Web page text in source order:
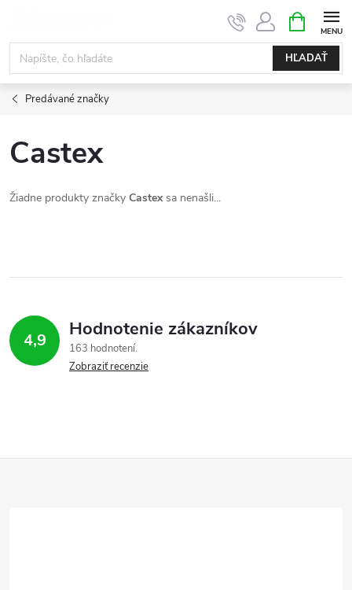
obsah
HĽADAŤ
KOŠÍK
Predávané značky
Castex
Žiadne produkty značky Castexsa nenašli...
4,9 Hodnotenie zákazníkov
163 hodnotení
Zobraziť recenzie